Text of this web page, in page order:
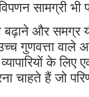
सामग्री भी
बढ़ाने और समग्र
गुणवत्ता वाले
के लिए
चाहते हैं जो